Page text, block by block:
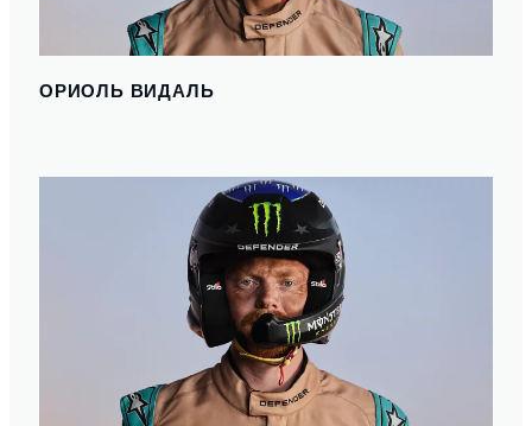
ОРИОЛЬ ВИДАЛЬ